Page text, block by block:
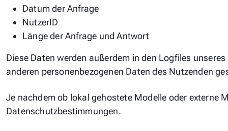
Datum der Anfrage
NutzerID
Länge der Anfrage und Antwort
Diese Daten werden außerdem in den Logfiles
anderen personenbezogenen Daten des Nutzenden
Je nachdem ob lokal gehostete Modelle oder externe
Datenschutzbestimmungen.